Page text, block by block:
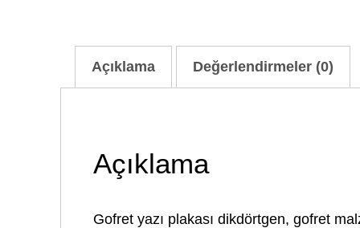
Açıklama Değerlendirmeler (0)
Açıklama
Gofret yazı plakası dikdörtgen, gofret